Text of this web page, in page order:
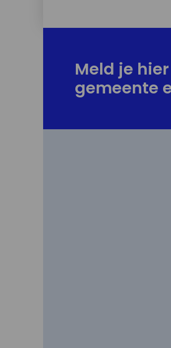
Meld je
gemeente